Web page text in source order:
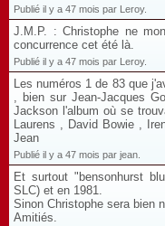
Publié il y a 47 mois par Leroy.
J.M.P. : Christophe ne
concurrence cet été là.
Publié il y a 47 mois par Leroy.
Les numéros 1 de 83 que
, bien sur Jean-Jacques
Jackson l'album où se
Laurens , David Bowie ,
Jean
Publié il y a 47 mois par jean.
Et surtout "bensonhurst
SLC) et en 1981.
Sinon Christophe sera bien
Amitiés.